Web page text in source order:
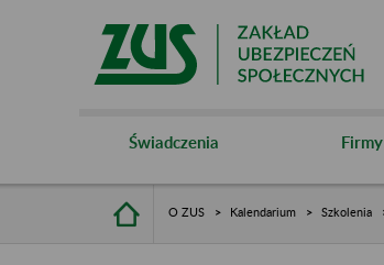
Świadczenia Firmy
O ZUS Kalendarium Szkolenia